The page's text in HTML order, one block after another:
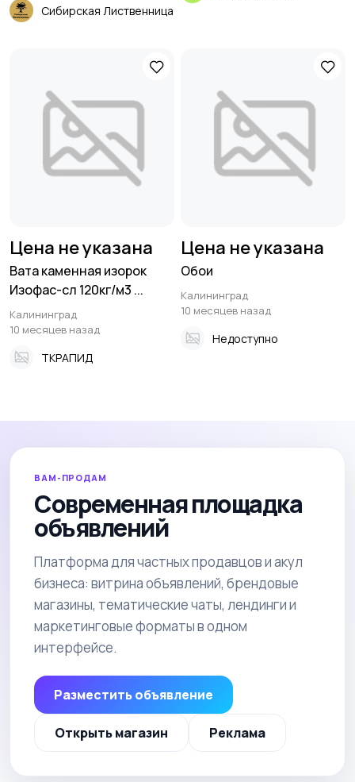
Сибирская Лиственница
Цена не указана
Вата каменная изорок
Изофас-сл 120кг/м3 ...
Калининград
10 месяцев назад
ТКРАПИД
Цена не указана
Обои
Калининград
10 месяцев назад
Недоступно
ВАМ-ПРОДАМ
Современная площадка
объявлений
Платформа для частных продавцов и акул
бизнеса: витрина объявлений, брендовые
магазины, тематические чаты, лендинги и
маркетинговые форматы в одном
интерфейсе.
Разместить объявление
Открыть магазин Реклама